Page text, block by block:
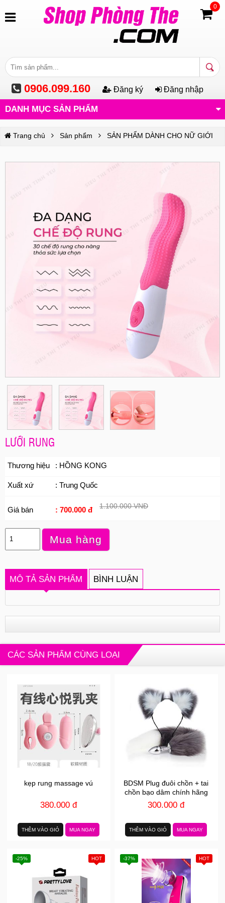
0906.099.160 Đăng ký Đăng nhập
0
DANH MỤC SẢN PHẨM
Trang chủ Sản phẩm SẢN PHẨM DÀNH CHO NỮ GIỚI
LƯỠI RUNG
Thương hiệu : HỒNG KONG
Xuất xứ : Trung Quốc
Giá bán : 700.000 đ 1.100.000 VNĐ
Mua hàng
MÔ TẢ SẢN PHẨM BÌNH LUẬN
CÁC SẢN PHẨM CÙNG LOẠI
kẹp rung massage vú
380.000 đ
THÊM VÀO GIỎ MUA NGAY
BDSM Plug đuôi chồn + tai
chồn bạo dâm chính hãng
300.000 đ
THÊM VÀO GIỎ MUA NGAY
HOT
-25% HOT
-37%